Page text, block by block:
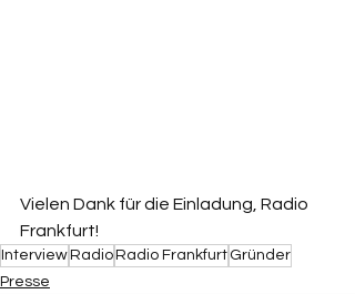
Vielen Dank für die Einladung, Radio
Frankfurt!
InterviewRadioRadio Frankfurt Gründer
Presse